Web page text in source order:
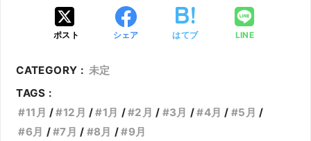
ポスト シェア はてブ LINE
CATEGORY : 未定
TAGS :
11月
12月 1月 2月 3月 4月
5月
6月
7月 8月 9月